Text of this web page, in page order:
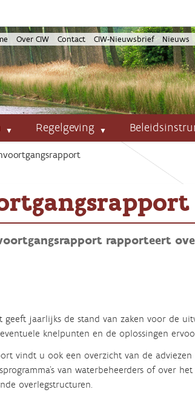
Over CIW Contact CIW-Nieuwsbrief Nieuws
Regelgeving
rapporteert
geeft jaarlijks de stand van zaken voor de
knelpunten en de oplossingen
vindt u ook een overzicht van de
van waterbeheerders of over
overlegstructuren.